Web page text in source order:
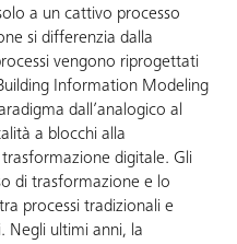
a un cattivo processo
si differenzia dalla
vengono riprogettati
Information Modeling
dall’analogico al
a blocchi alla
digitale. Gli
di trasformazione e lo
processi tradizionali e
Negli ultimi anni, la